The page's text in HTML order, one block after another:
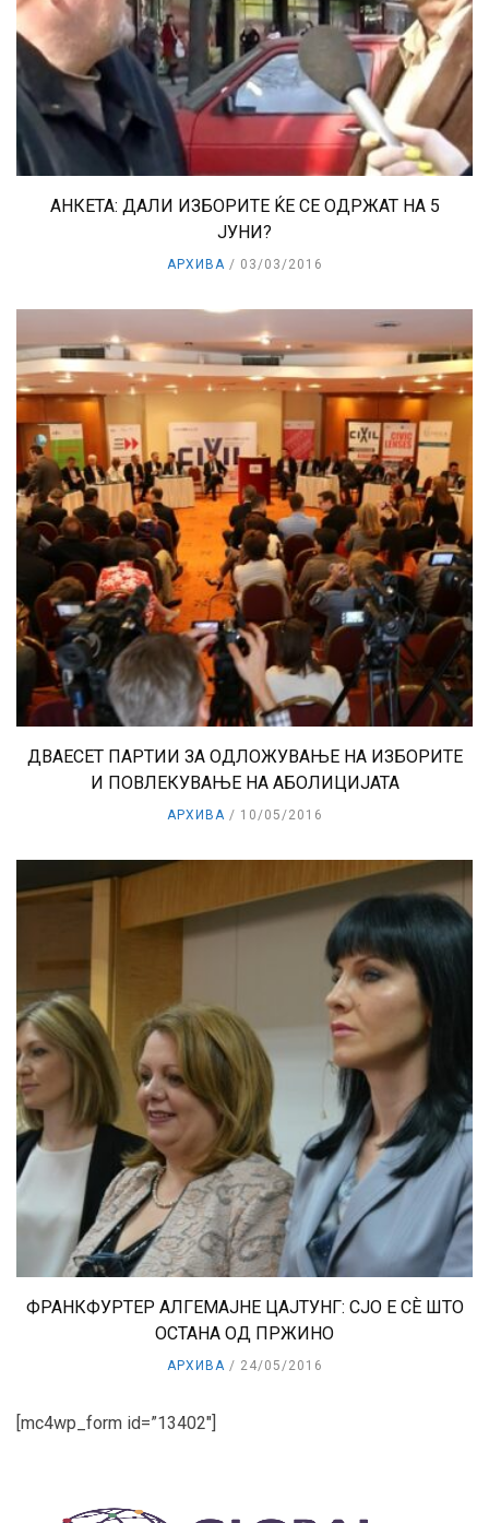
АНКЕТА: ДАЛИ ИЗБОРИТЕ ЌЕ СЕ ОДРЖАТ НА 5
ЈУНИ?
АРХИВА 03/03/2016
ДВАЕСЕТ ПАРТИИ ЗА ОДЛОЖУВАЊЕ НА ИЗБОРИТЕ
И ПОВЛЕКУВАЊЕ НА АБОЛИЦИЈАТА
АРХИВА 10/05/2016
ФРАНКФУРТЕР АЛГЕМАЈНЕ ЦАЈТУНГ: СЈО Е СЀ ШТО
ОСТАНА ОД ПРЖИНО
АРХИВА 24/05/2016
[mc4wp_form id=”13402″]